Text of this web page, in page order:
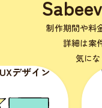
制作期間や料
詳細は案
気に
ザイン
（ホ